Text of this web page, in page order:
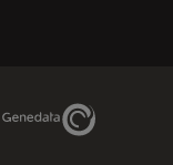
Genedata Link